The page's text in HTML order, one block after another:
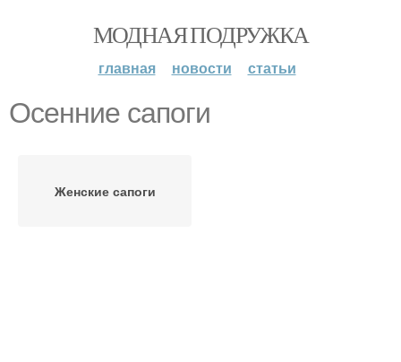
МОДНАЯ ПОДРУЖКА
главная новости статьи
Осенние сапоги
Женские сапоги